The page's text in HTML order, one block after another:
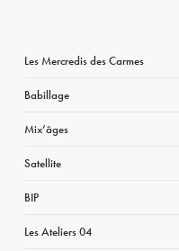
Les Mercredis des Carmes
Babillage
Mix’âges
Satellite
BIP
Les Ateliers 04